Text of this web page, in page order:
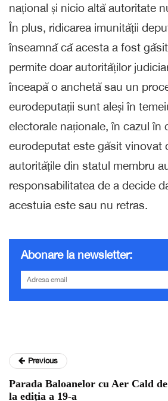
național și nicio altă autoritate
În plus, ridicarea imunității
înseamnă că acesta a fost
permite doar autorităților
înceapă o anchetă sau un
eurodeputații sunt aleși în
electorale naționale, în cazul în
eurodeputat este găsit vinovat
autoritățile din statul membru
responsabilitatea de a decide
acestuia este sau nu retras.
Abonare la newsletter:
Previous
Parada Baloanelor cu Aer Cald
la ediția a 19-a